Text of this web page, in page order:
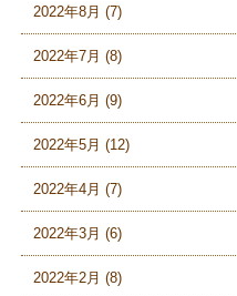
2022年8月 (7)
2022年7月 (8)
2022年6月 (9)
2022年5月 (12)
2022年4月 (7)
2022年3月 (6)
2022年2月 (8)